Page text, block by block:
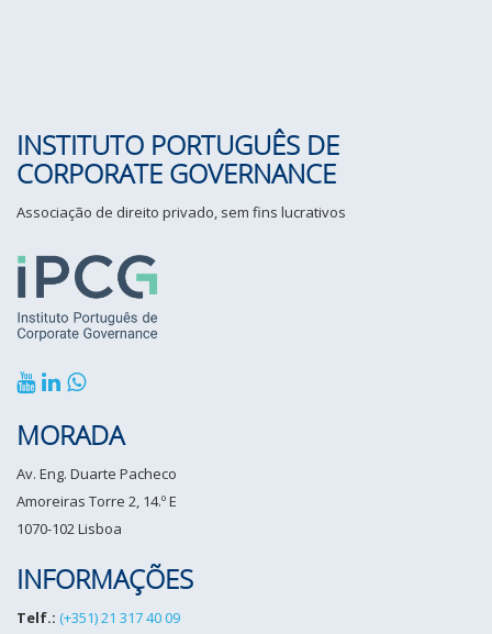
INSTITUTO PORTUGUÊS DE
CORPORATE GOVERNANCE
Associação de direito privado, sem fins lucrativos
MORADA
Av. Eng. Duarte Pacheco
Amoreiras Torre 2, 14.º E
1070-102 Lisboa
INFORMAÇÕES
Telf.: (+351) 21 317 40 09